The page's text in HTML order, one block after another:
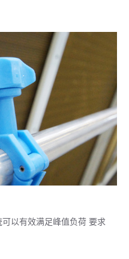
以有效满足峰值负荷 要求